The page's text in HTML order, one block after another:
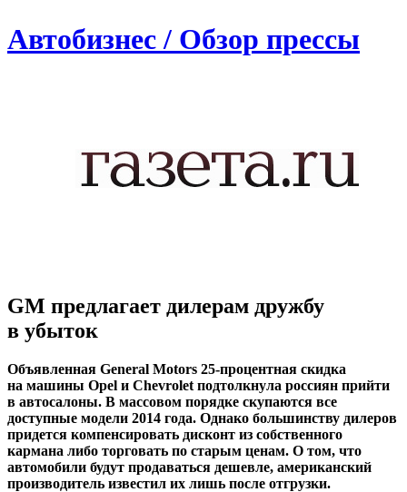
Автобизнес / Обзор прессы
GM предлагает дилерам дружбу
в убыток
Объявленная General Motors 25-процентная скидка
на машины Opel и Chevrolet подтолкнула россиян прийти
в автосалоны. В массовом порядке скупаются все
доступные модели 2014 года. Однако большинству дилеров
придется компенсировать дисконт из собственного
кармана либо торговать по старым ценам. О том, что
автомобили будут продаваться дешевле, американский
производитель известил их лишь после отгрузки.